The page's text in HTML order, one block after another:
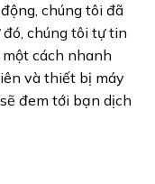
chúng tôi đã
chúng tôi tự tin
cách nhanh
và thiết bị máy
đem tới bạn dịch